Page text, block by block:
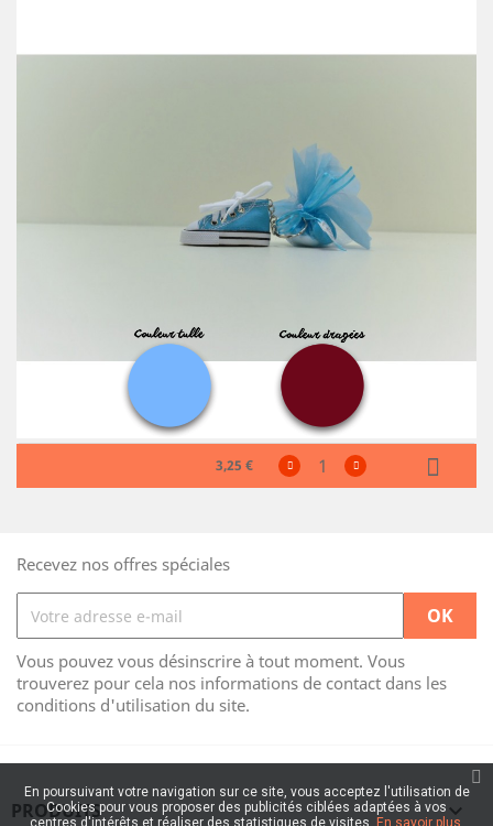
3,25 €
Recevez nos offres spéciales
Vous pouvez vous désinscrire à tout moment. Vous
trouverez pour cela nos informations de contact dans les
conditions d'utilisation du site.
PRODUITS 
En poursuivant votre navigation sur ce site, vous acceptez l'utilisation de
Cookies pour vous proposer des publicités ciblées adaptées à vos
centres d'intérêts et réaliser des statistiques de visites.
En savoir plus.